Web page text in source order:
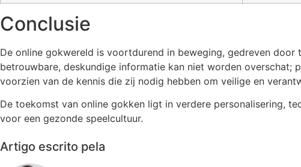
Conclusie
De online gokwereld is voortdurend in beweging, gedreven
betrouwbare, deskundige informatie kan niet worden
voorzien van de kennis die zij nodig hebben om veilige en
De toekomst van online gokken ligt in verdere personalisering,
voor een gezonde speelcultuur.
Artigo escrito pela